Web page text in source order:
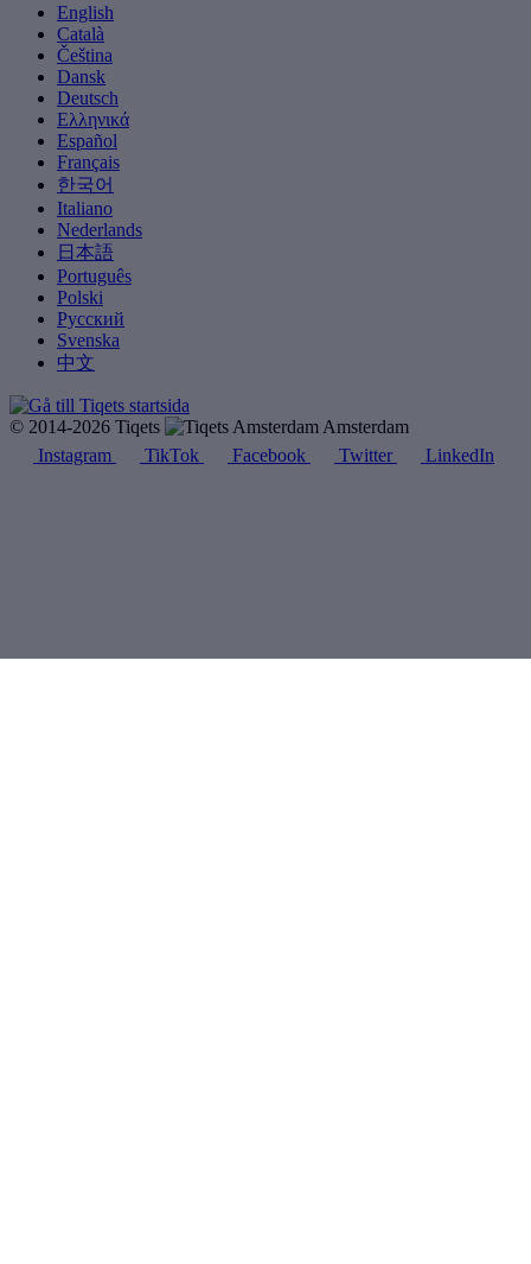
English
Català
Čeština
Dansk
Deutsch
Ελληνικά
Español
Français
한국어
Italiano
Nederlands
日本語
Português
Polski
Русский
Svenska
中文
© 2014-2026 Tiqets
Amsterdam
Instagram
TikTok Facebook Twitter LinkedIn